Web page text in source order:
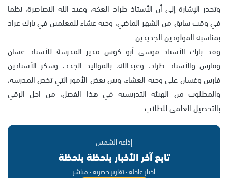
وتجدر الإشارة إلى أن الأستاذ طراد العكة، وعبد الله النصاصرة، نظما
في وقت سابق من الشهر الماضي، وجبه عشاء للمعلمين في بارك عراد
بمناسبة المولودين الجديدين.
وقد بارك الأستاذ موسى أبو كوش مدير المدرسة للأستاذ غسان
وفارس والأستاذ طراد، وعبدالله، بالمواليد الجدد، وشكر الأستاذين
فارس وغسان على وجبة العشاء، وبين بعض الأمور التي تخص المدرسة،
والمطلوب من الهيئة التدريسية في هذا الفصل، من اجل الرقي
بالتحصيل العلمي للطلاب.
إذاعة الشمس
تابع آخر الأخبار بلحظة بلحظة
أخبار عاجلة · تقارير حصرية · مباشر